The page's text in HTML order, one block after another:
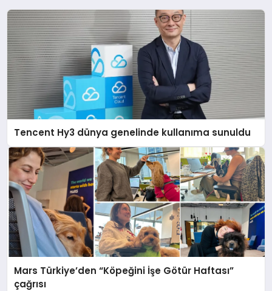
Tencent Hy3 dünya genelinde kullanıma sunuldu
Mars Türkiye’den “Köpeğini İşe Götür Haftası”
çağrısı